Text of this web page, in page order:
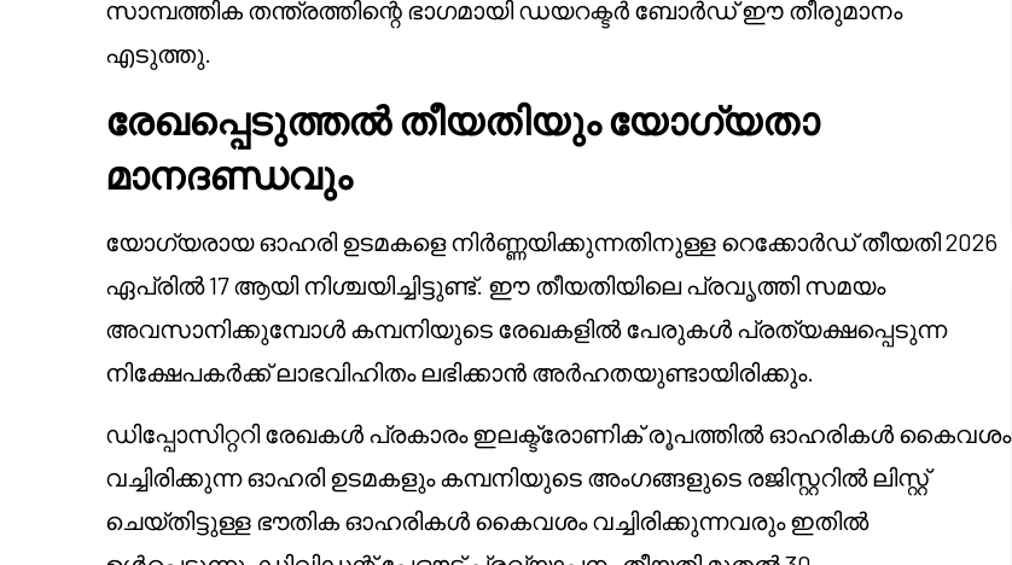
സാമ്പത്തിക തന്ത്രത്തിന്റെ ഭാഗമായി ഡയറക്ടർ ബോർഡ് ഈ തീരുമാനം
എടുത്തു.
രേഖപ്പെടുത്തൽ തീയതിയും യോഗ്യതാ
മാനദണ്ഡവും
യോഗ്യരായ ഓഹരി ഉടമകളെ നിർണ്ണയിക്കുന്നതിനുള്ള റെക്കോർഡ് തീയതി 2026
ഏപ്രിൽ 17 ആയി നിശ്ചയിച്ചിട്ടുണ്ട്. ഈ തീയതിയിലെ പ്രവൃത്തി സമയം
അവസാനിക്കുമ്പോൾ കമ്പനിയുടെ രേഖകളിൽ പേരുകൾ പ്രത്യക്ഷപ്പെടുന്ന
നിക്ഷേപകർക്ക് ലാഭവിഹിതം ലഭിക്കാൻ അർഹതയുണ്ടായിരിക്കും.
ഡിപ്പോസിറ്ററി രേഖകൾ പ്രകാരം ഇലക്ട്രോണിക് രൂപത്തിൽ ഓഹരികൾ കൈവശം
വച്ചിരിക്കുന്ന ഓഹരി ഉടമകളും കമ്പനിയുടെ അംഗങ്ങളുടെ രജിസ്റ്ററിൽ ലിസ്റ്റ്
ചെയ്തിട്ടുള്ള ഭൗതിക ഓഹരികൾ കൈവശം വച്ചിരിക്കുന്നവരും ഇതിൽ